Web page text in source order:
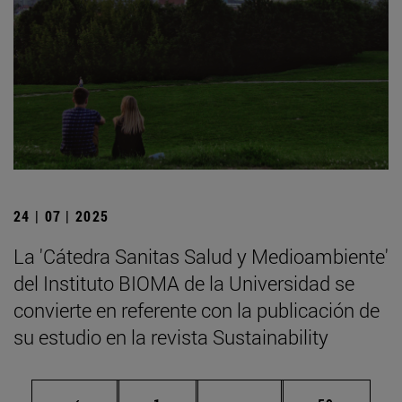
24 | 07 | 2025
La 'Cátedra Sanitas Salud y Medioambiente'
del Instituto BIOMA de la Universidad se
convierte en referente con la publicación de
su estudio en la revista Sustainability